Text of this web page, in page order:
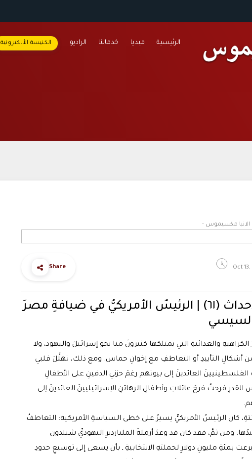
الكنيسة الألكترونية الراديو خدماتنا ميديا الرئيسية
الانبا مكسيموس -
Oct
Share
رأيٌ في الأحداث (٦١) | الرئيسُ الأمريكيُّ في ضيافةِ مصرَ
والعدائيةِ التي يمتلكها كثيرونَ منا نحو إسرائيلَ واليهود، ولا
أشكالِ التأييدِ أو التعاطفِ مع إخوانِ حماس. ومع ذلك، تهلَّلَ قلبي
العائدينَ إلى بيوتهم رغمَ حزني الدفينِ على الأطفالِ
القدرِ فرحتُ فرحَ عائلاتِ وأطفالِ الرهائنِ الإسرائيليينَ العائدينَ إلى
كان الرئيسُ الأمريكيُّ يسيرُ على خطى السياسةِ الأمريكية: التعاطفُ
ومن ثمَّ، فقد كان قد وعدَ أرملةَ المليارديرِ اليهوديِّ شيلدون
بمئةِ مليونِ دولارٍ لحملتهِ الانتخابيةِ ـ بأن يسعى إلى توسيعِ حدودِ